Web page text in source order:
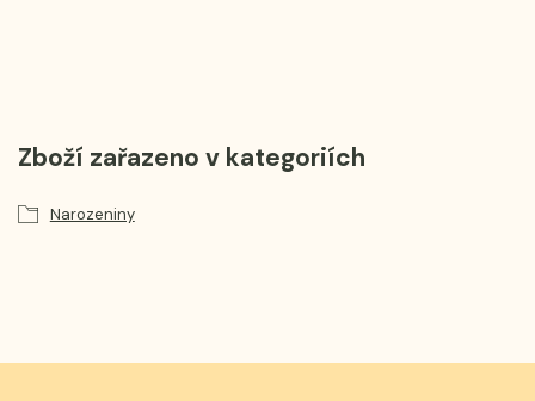
Zboží zařazeno v kategoriích
Narozeniny